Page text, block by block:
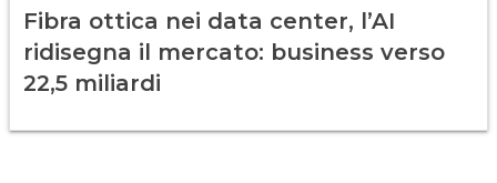
Fibra ottica nei data center, l’AI
ridisegna il mercato: business verso
22,5 miliardi